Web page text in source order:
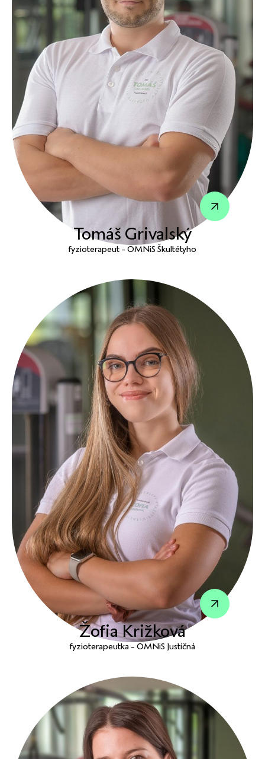
Tomáš Grivalský
fyzioterapeut - OMNiS Škultétyho
Žofia Križková
fyzioterapeutka - OMNiS Justičná